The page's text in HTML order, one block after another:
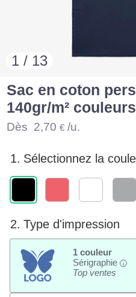
1 / 13
Sac en coton
140gr/m² couleurs
Dès 2,70 € /u.
1. Sélectionnez la
2. Type d'impression
1 couleur
Sérigraphie
i
Top ventes